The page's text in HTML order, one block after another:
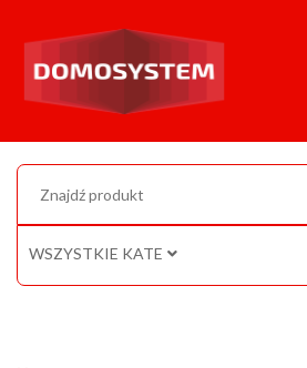
WSZYSTKIE KATEGORIE